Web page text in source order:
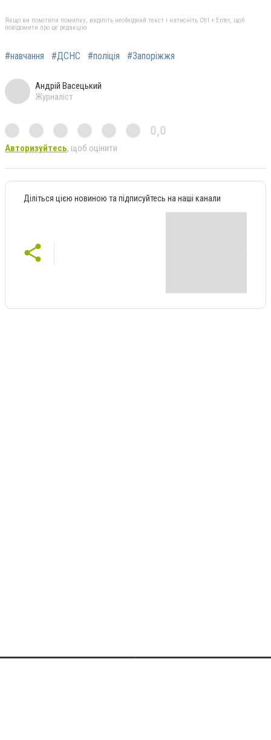
Якщо ви помітили помилку, виділіть необхідний текст і натисніть Ctrl + Enter, щоб
повідомити про це редакцію
#навчання #ДСНС #поліція #Запоріжжя
Андрій Васецький
Журналіст
0,0
Авторизуйтесь, щоб оцінити
Діліться цією новиною та підписуйтесь на наші канали